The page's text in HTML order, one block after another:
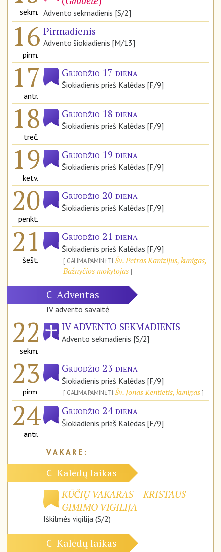
sekm. Advento sekmadienis [S/2]
16
pirm.
Pirmadienis
Advento šiokiadienis [M/13]
17
antr.
Gruodžio 17 diena
Šiokiadienis prieš Kalėdas [F/9]
18
treč.
Gruodžio 18 diena
Šiokiadienis prieš Kalėdas [F/9]
19
ketv.
Gruodžio 19 diena
Šiokiadienis prieš Kalėdas [F/9]
20
penkt.
Gruodžio 20 diena
Šiokiadienis prieš Kalėdas [F/9]
21
šešt.
Gruodžio 21 diena
Šiokiadienis prieš Kalėdas [F/9]
GALIMA PAMINĖTI Šv. Petras Kanizijus, kunigas,
Bažnyčios mokytojas
C Adventas
IV advento savaitė
22
sekm.
IV ADVENTO SEKMADIENIS
Advento sekmadienis [S/2]
23
pirm.
Gruodžio 23 diena
Šiokiadienis prieš Kalėdas [F/9]
GALIMA PAMINĖTI Šv. Jonas Kentietis, kunigas
24
antr.
Gruodžio 24 diena
Šiokiadienis prieš Kalėdas [F/9]
C Kalėdų laikas
KŪČIŲ VAKARAS – KRISTAUS
GIMIMO VIGILIJA
Iškilmės vigilija (S/2)
C Kalėdų laikas